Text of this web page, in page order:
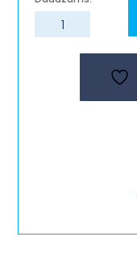
Dāvanu
komplekts-
"Brīnumu